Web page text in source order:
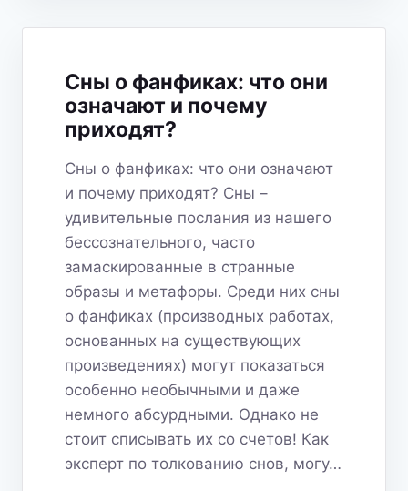
ЭТИ
Сны о фанфиках: что они
означают и почему
приходят?
Сны о фанфиках: что они означают
и почему приходят? Сны –
удивительные послания из нашего
бессознательного, часто
замаскированные в странные
образы и метафоры. Среди них сны
о фанфиках (производных работах,
основанных на существующих
произведениях) могут показаться
особенно необычными и даже
немного абсурдными. Однако не
стоит списывать их со счетов! Как
эксперт по толкованию снов, могу…